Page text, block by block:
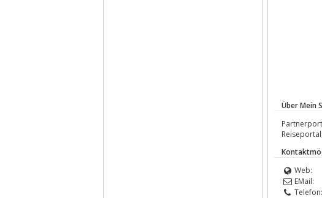
Über Mein
Web:
EMail:
Telefon: